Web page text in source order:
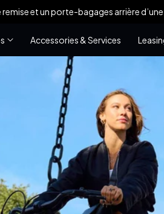
remise et un porte-bagages arrière d’une
Accessories & Services